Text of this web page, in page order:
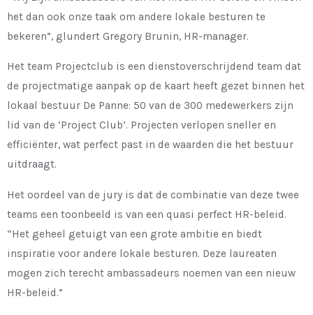
het dan ook onze taak om andere lokale besturen te
bekeren”, glundert Gregory Brunin, HR-manager.
Het team Projectclub is een dienstoverschrijdend team dat
de projectmatige aanpak op de kaart heeft gezet binnen het
lokaal bestuur De Panne: 50 van de 300 medewerkers zijn
lid van de ‘Project Club’. Projecten verlopen sneller en
efficiënter, wat perfect past in de waarden die het bestuur
uitdraagt.
Het oordeel van de jury is dat de combinatie van deze twee
teams een toonbeeld is van een quasi perfect HR-beleid.
“Het geheel getuigt van een grote ambitie en biedt
inspiratie voor andere lokale besturen. Deze laureaten
mogen zich terecht ambassadeurs noemen van een nieuw
HR-beleid.”